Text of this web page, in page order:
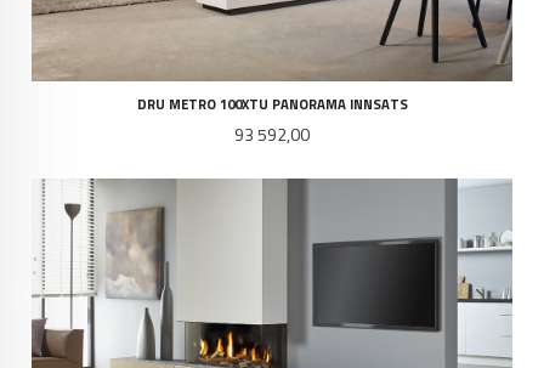
DRU METRO 100XTU PANORAMA INNSATS
Pris
93 592,00